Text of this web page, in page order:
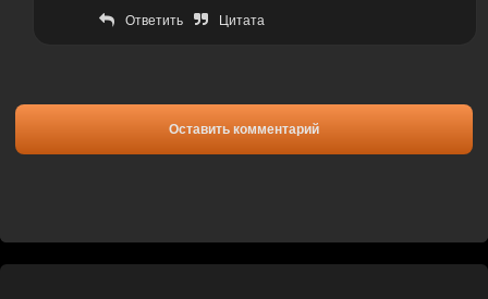
Ответить Цитата
Оставить комментарий